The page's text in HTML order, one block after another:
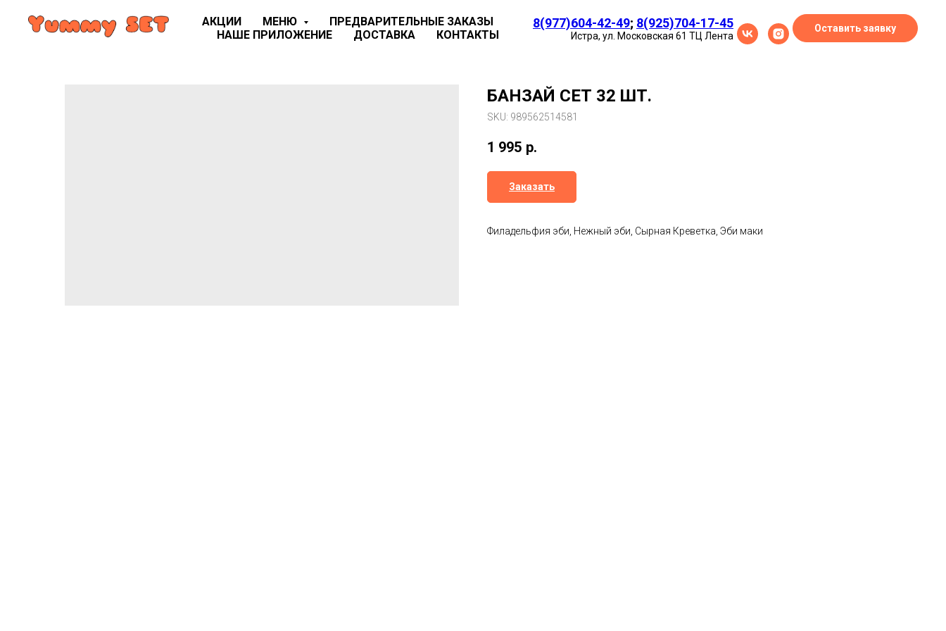
АКЦИИ МЕНЮ
ПРЕДВАРИТЕЛЬНЫЕ ЗАКАЗЫ
НАШЕ ПРИЛОЖЕНИЕ
ДОСТАВКА КОНТАКТЫ
8(977)604-42-49; 8(925)704-17-45
Истра, ул. Московская 61 ТЦ Лента
Оставить заявку
БАНЗАЙ СЕТ 32 ШТ.
SKU: 989562514581
1 995 р.
Заказать
Филадельфия эби, Нежный эби, Сырная Креветка, Эби маки